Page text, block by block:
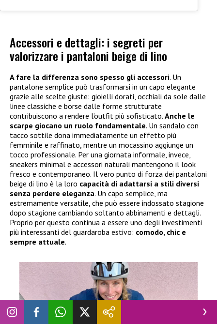
Accessori e dettagli: i segreti per
valorizzare i pantaloni beige di lino
A fare la differenza sono spesso gli accessori. Un
pantalone semplice può trasformarsi in un capo elegante
grazie alle scelte giuste: gioielli dorati, occhiali da sole dalle
linee classiche e borse dalle forme strutturate
contribuiscono a rendere l’outfit più sofisticato. Anche le
scarpe giocano un ruolo fondamentale. Un sandalo con
tacco sottile dona immediatamente un effetto più
femminile e raffinato, mentre un mocassino aggiunge un
tocco professionale. Per una giornata informale, invece,
sneakers minimal e accessori naturali mantengono il look
fresco e contemporaneo. Il vero punto di forza dei pantaloni
beige di lino è la loro capacità di adattarsi a stili diversi
senza perdere eleganza. Un capo semplice, ma
estremamente versatile, che può essere indossato stagione
dopo stagione cambiando soltanto abbinamenti e dettagli.
Proprio per questo continua a essere uno degli investimenti
più interessanti del guardaroba estivo: comodo, chic e
sempre attuale.